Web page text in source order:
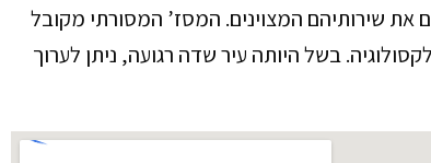
את שירותיהם המצוינים. המסז’ המסורתי מקובל
בשל היותה עיר שדה רגועה, ניתן לערוך